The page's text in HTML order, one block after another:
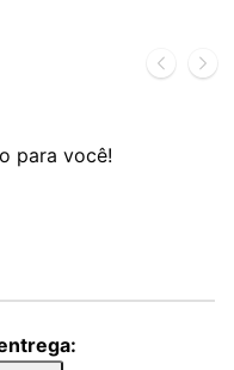
para você!